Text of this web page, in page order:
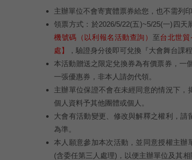
主辦單位不會寄實體票券給您，也不需列印
領票方式：於2026/5/22(五)~5/25(一)四天
機號碼（以利報名活動查詢） 至台北世
處】
，驗證身分後即可兌換『大會舞台課
本活動贈送之限定兌換券為有價票券，一
一張優惠券，非本人請勿代領。
主辦單位保證不會在未經同意的情況下
個人資料予其他團體或個人。
大會有活動變更、修改與解釋之權利，
為準。
本人願意參加本次活動，並同意授權主
(含委任第三人處理)，以便主辦單位及其